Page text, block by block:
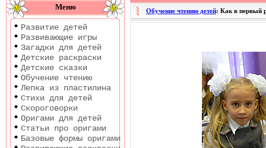
Развитие
детей
Меню
Развитие детей
Развивающие игры
Загадки для детей
Детские раскраски
Детские сказки
Обучение чтению
Лепка из пластилина
Стихи для детей
Скороговорки
Оригами для детей
Статьи про оригами
Базовые формы оригами
Обучение чтению детей: Как в первый